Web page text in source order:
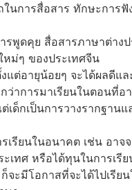
ในการสื่อสาร ทักษะการ
รพูดคุย สื่อสารภาษาต่าง
ม่ๆ ของประเทศจีน
แต่อายุน้อยๆ จะได้ผลดีแล
าการมาเรียนในตอนที่อา
เด็กเป็นการวางรากฐาน
เรียนในอนาคต เช่น อาจ
เทศ หรือได้ทุนในการเรี
จะมีโอกาสที่จะได้ไปเรีย